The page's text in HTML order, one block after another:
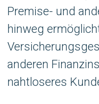
Premise- und
hinweg
anderen
nahtloseres